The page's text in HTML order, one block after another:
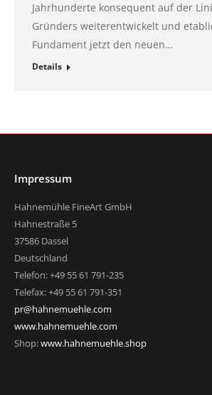
Jahrhunderte konsequent auf der
Gründers weiterentwickelt und
Fundament jetzt den neuen…
Details
Impressum
Hahnemühle FineArt GmbH
Hahnestraße 5
37586 Dassel
Deutschland
Telefon: +49 55 61 791-235
Telefax: +49 55 61 791-351
pr@hahnemuehle.com
www.hahnemuehle.com
Shop:www.hahnemuehle.shop